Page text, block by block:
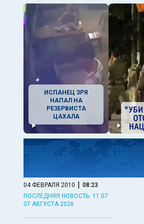
ИСПАНЕЦ ЗРЯ
НАПАЛ НА
РЕЗЕРВИСТА
ЦАХАЛА
04 ФЕВРАЛЯ 2010 | 08:23
ПОСЛЕДНЯЯ НОВОСТЬ: 11:07
07 АВГУСТА 2026